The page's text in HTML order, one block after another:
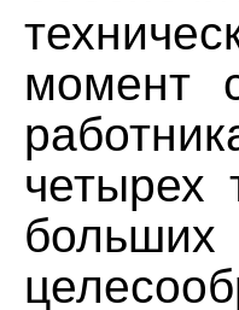
момент
четырех